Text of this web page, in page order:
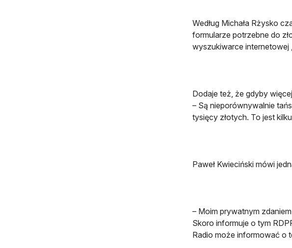
Według Michała Rżysko
formularze potrzebne do
wyszukiwarce internetowej
Dodaje też, że gdyby
– Są nieporównywalnie
tysięcy złotych. To jest
Paweł Kwieciński mówi
– Moim prywatnym
Skoro informuje o tym
Radio może informować o